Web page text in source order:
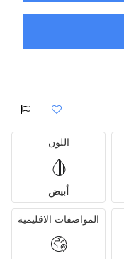
اللون
أبيض
المواصفات الاقليمية